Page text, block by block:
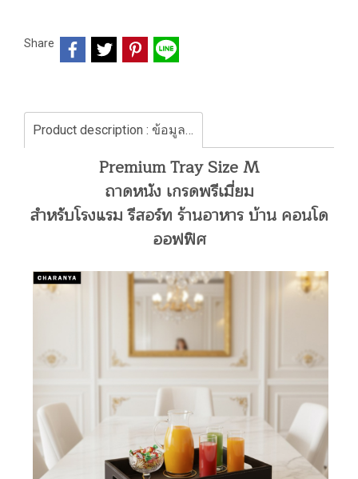
Share
Product description : ข้อมูลสินค้า
Premium Tray Size M
ถาดหนัง เกรดพรีเมี่ยม
สำหรับโรงแรม รีสอร์ท ร้านอาหาร บ้าน คอนโด
ออฟฟิศ